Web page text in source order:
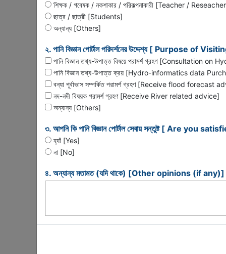
শিক্ষক / গবেষক / নকশাকার / পরিকল্পনাকারী [Teacher /
ছাত্র / ছাত্রী [Students]
অন্যান্য [Others]
২. পানি বিজ্ঞান পোর্টাল পরিদর্শনের উদ্দেশ্য [ Purpose
পানি বিজ্ঞান তথ্য-উপাত্ত বিষয়ে পরামর্শ গ্রহণ [Consultation
পানি বিজ্ঞান তথ্য-উপাত্ত ক্রয় [Hydro-informatics data
বন্যা পূর্বাভাস সম্পর্কিত পরামর্শ গ্রহণ [Receive flood forecast
নদ-নদী বিষয়ক পরামর্শ গ্রহণ [Receive River related advice]
অন্যান্য [Others]
৩. আপনি কি পানি বিজ্ঞান পোর্টাল সেবায় সন্তুষ্ট [ Are
হ্যাঁ [Yes]
না [No]
৪. অন্যান্য মতামত (যদি থাকে) [Other opinions (if any)]